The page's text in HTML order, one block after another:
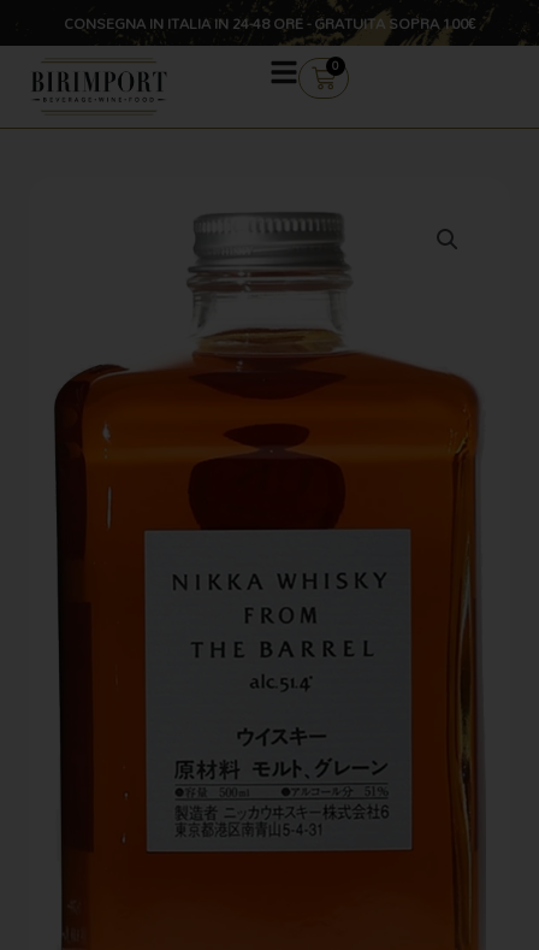
contenuto
CONSEGNA IN ITALIA IN 24-48 ORE - GRATUITA SOPRA 100€
0
CARRELLO